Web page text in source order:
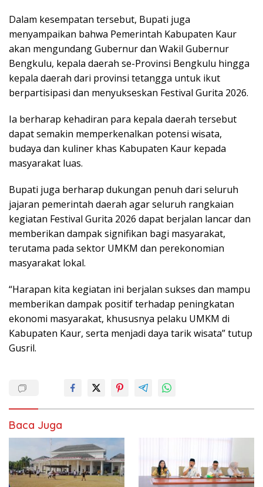
Dalam kesempatan tersebut, Bupati juga
menyampaikan bahwa Pemerintah Kabupaten Kaur
akan mengundang Gubernur dan Wakil Gubernur
Bengkulu, kepala daerah se-Provinsi Bengkulu hingga
kepala daerah dari provinsi tetangga untuk ikut
berpartisipasi dan menyukseskan Festival Gurita 2026.
Ia berharap kehadiran para kepala daerah tersebut
dapat semakin memperkenalkan potensi wisata,
budaya dan kuliner khas Kabupaten Kaur kepada
masyarakat luas.
Bupati juga berharap dukungan penuh dari seluruh
jajaran pemerintah daerah agar seluruh rangkaian
kegiatan Festival Gurita 2026 dapat berjalan lancar dan
memberikan dampak signifikan bagi masyarakat,
terutama pada sektor UMKM dan perekonomian
masyarakat lokal.
“Harapan kita kegiatan ini berjalan sukses dan mampu
memberikan dampak positif terhadap peningkatan
ekonomi masyarakat, khususnya pelaku UMKM di
Kabupaten Kaur, serta menjadi daya tarik wisata” tutup
Gusril.
Baca Juga